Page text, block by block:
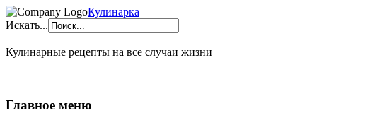
Кулинарка
Искать...
Кулинарные рецепты на все случаи жизни
Главное меню